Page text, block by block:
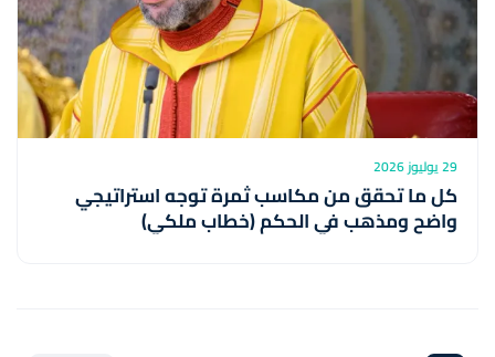
29 يوليوز 2026
كل ما تحقق من مكاسب ثمرة توجه استراتيجي
واضح ومذهب في الحكم (خطاب ملكي)